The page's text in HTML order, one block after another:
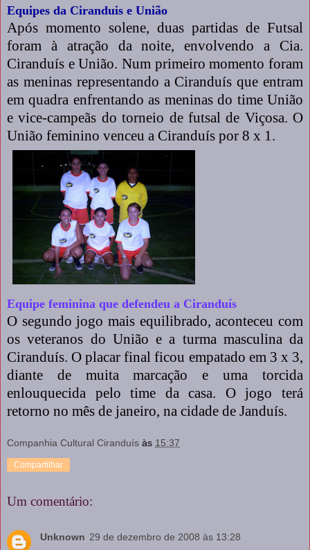
Equipes da Ciranduis e União
Após momento solene, duas partidas de Futsal
foram à atração da noite, envolvendo a Cia.
Ciranduís e União. Num primeiro momento foram
as meninas representando a Ciranduís que entram
em quadra enfrentando as meninas do time União
e vice-campeãs do torneio de futsal de Viçosa. O
União feminino venceu a Ciranduís por 8 x 1.
Equipe feminina que defendeu a Ciranduís
O segundo jogo mais equilibrado, aconteceu com
os veteranos do União e a turma masculina da
Ciranduís. O placar final ficou empatado em 3 x 3,
diante de muita marcação e uma torcida
enlouquecida pelo time da casa. O jogo terá
retorno no mês de janeiro, na cidade de Janduís.
Companhia Cultural Ciranduís às 15:37
Compartilhar
Um comentário:
Unknown 29 de dezembro de 2008 às 13:28